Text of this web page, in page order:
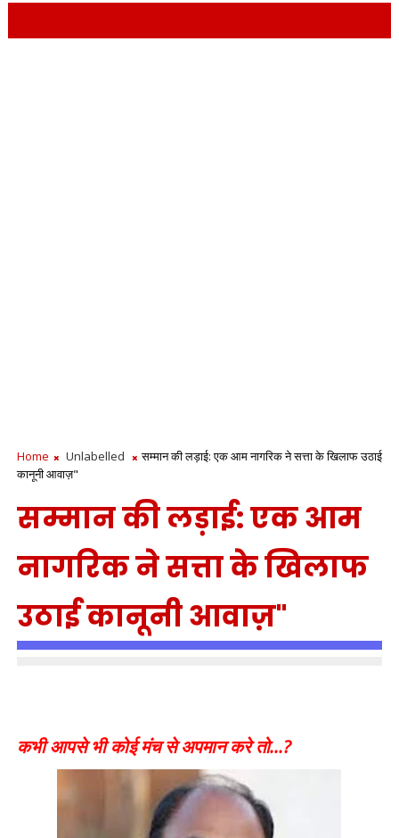
Home Unlabelled
सम्मान की लड़ाई: एक आम नागरिक ने सत्ता के खिलाफ उठाई
कानूनी आवाज़"
सम्मान की लड़ाई: एक आम
नागरिक ने सत्ता के खिलाफ
उठाई कानूनी आवाज़"
कभी आपसे भी कोई मंच से अपमान करे तो...?